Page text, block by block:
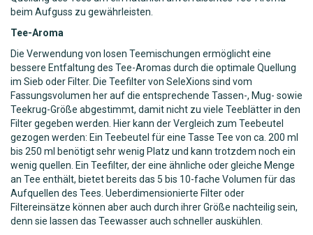
beim Aufguss zu gewährleisten.
Tee-Aroma
Die Verwendung von losen Teemischungen ermöglicht eine
bessere Entfaltung des Tee-Aromas durch die optimale Quellung
im Sieb oder Filter. Die Teefilter von SeleXions sind vom
Fassungsvolumen her auf die entsprechende Tassen-, Mug- sowie
Teekrug-Größe abgestimmt, damit nicht zu viele Teeblätter in den
Filter gegeben werden. Hier kann der Vergleich zum Teebeutel
gezogen werden: Ein Teebeutel für eine Tasse Tee von ca. 200 ml
bis 250 ml benötigt sehr wenig Platz und kann trotzdem noch ein
wenig quellen. Ein Teefilter, der eine ähnliche oder gleiche Menge
an Tee enthält, bietet bereits das 5 bis 10-fache Volumen für das
Aufquellen des Tees. Ueberdimensionierte Filter oder
Filtereinsätze können aber auch durch ihrer Größe nachteilig sein,
denn sie lassen das Teewasser auch schneller auskühlen.